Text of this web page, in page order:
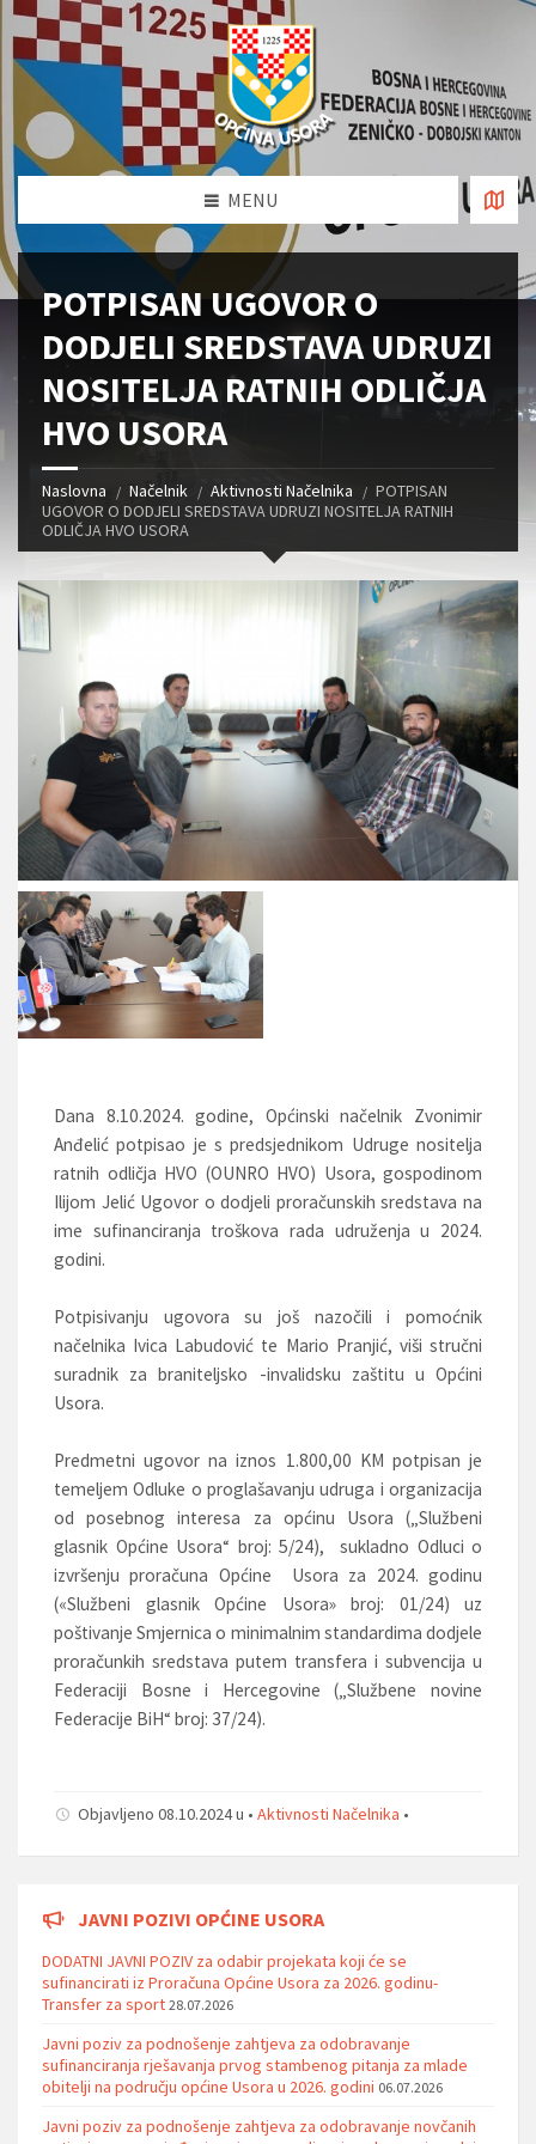
MENU
POTPISAN UGOVOR O
DODJELI SREDSTAVA UDRUZI
NOSITELJA RATNIH ODLIČJA
HVO USORA
Naslovna Načelnik Aktivnosti Načelnika
POTPISAN
UGOVOR O DODJELI SREDSTAVA UDRUZI NOSITELJA RATNIH
ODLIČJA HVO USORA
Dana 8.10.2024. godine, Općinski načelnik Zvonimir
Anđelić potpisao je s predsjednikom Udruge nositelja
ratnih odličja HVO (OUNRO HVO) Usora, gospodinom
Ilijom Jelić Ugovor o dodjeli proračunskih sredstava na
ime sufinanciranja troškova rada udruženja u 2024.
godini.
Potpisivanju ugovora su još nazočili i pomoćnik
načelnika Ivica Labudović te Mario Pranjić, viši stručni
suradnik za braniteljsko -invalidsku zaštitu u Općini
Usora.
Predmetni ugovor na iznos 1.800,00 KM potpisan je
temeljem Odluke o proglašavanju udruga i organizacija
od posebnog interesa za općinu Usora („Službeni
glasnik Općine Usora“ broj: 5/24), sukladno Odluci o
izvršenju proračuna Općine Usora za 2024. godinu
(«Službeni glasnik Općine Usora» broj: 01/24) uz
poštivanje Smjernica o minimalnim standardima dodjele
proračunkih sredstava putem transfera i subvencija u
Federaciji Bosne i Hercegovine („Službene novine
Federacije BiH“ broj: 37/24).
Objavljeno 08.10.2024 u • Aktivnosti Načelnika •
JAVNI POZIVI OPĆINE USORA
DODATNI JAVNI POZIV za odabir projekata koji će se
sufinancirati iz Proračuna Općine Usora za 2026. godinu-
Transfer za sport 28.07.2026
Javni poziv za podnošenje zahtjeva za odobravanje
sufinanciranja rješavanja prvog stambenog pitanja za mlade
obitelji na području općine Usora u 2026. godini 06.07.2026
Javni poziv za podnošenje zahtjeva za odobravanje novčanih